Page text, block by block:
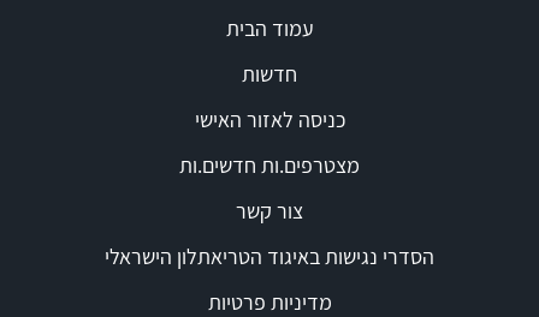
עמוד הבית
חדשות
כניסה לאזור האישי
מצטרפים.ות חדשים.ות
צור קשר
הסדרי נגישות באיגוד הטריאתלון הישראלי
מדיניות פרטיות